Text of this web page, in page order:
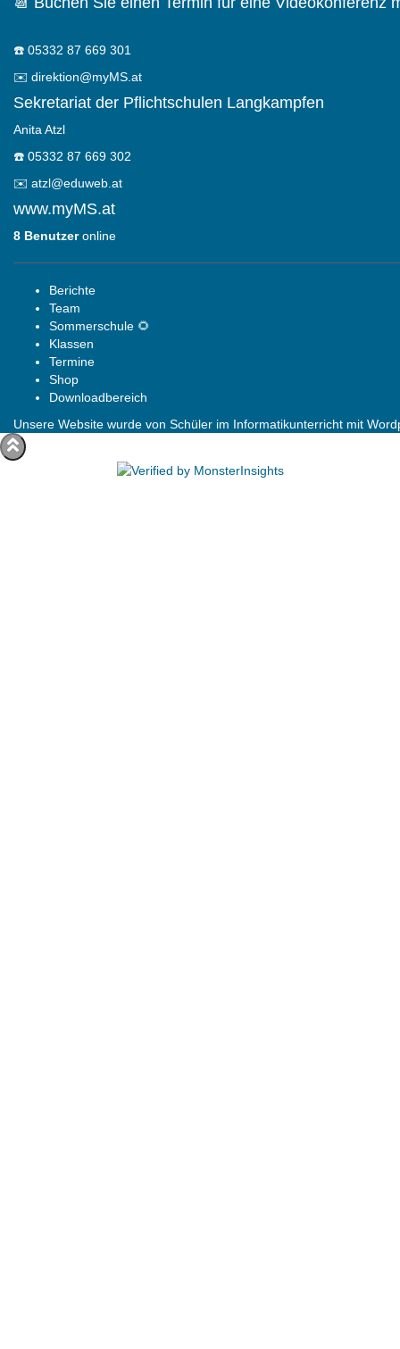
☎️ 05332 87 669 301
✉️ direktion@myMS.at
Sekretariat der Pflichtschulen Langkampfen
Anita Atzl
☎️ 05332 87 669 302
✉️ atzl@eduweb.at
www.myMS.at
8 Benutzeronline
Berichte
Team
Sommerschule 🌻
Klassen
Termine
Shop
Downloadbereich
Unsere Website wurde von Schüler im Informatikunterricht mit